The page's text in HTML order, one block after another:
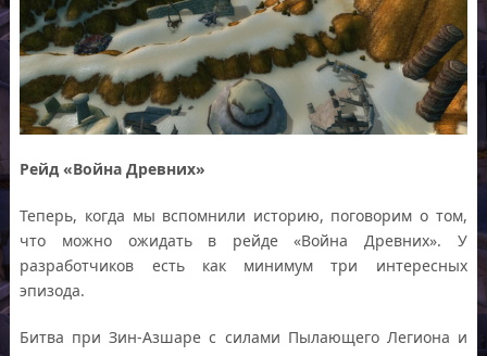
Рейд «Война Древних»
Теперь, когда мы вспомнили историю, поговорим о том,
что можно ожидать в рейде «Война Древних». У
разработчиков есть как минимум три интересных
эпизода.
Битва при Зин-Азшаре с силами Пылающего Легиона и